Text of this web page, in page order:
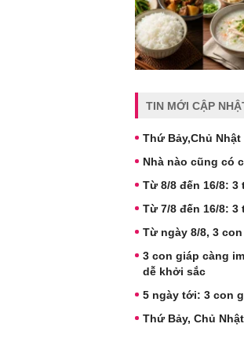
TIN MỚI CẬP
Thứ Bảy,Chủ
Nhà nào cũng có
Từ 8/8 đến 16/8:
Từ 7/8 đến 16/8:
Từ ngày 8/8, 3
3 con giáp càng
dễ khởi sắc
5 ngày tới: 3 con
Thứ Bảy, Chủ